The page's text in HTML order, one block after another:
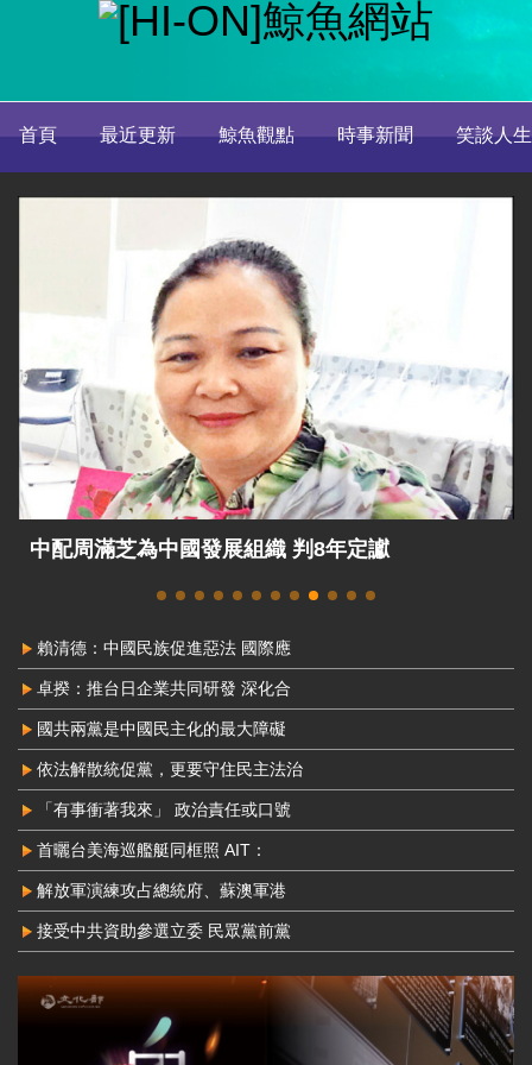
首頁 最近更新 鯨魚觀點 時事新聞 笑談人生
中配周滿芝為中國發展組織 判8年定讞
賴清德：中國民族促進惡法 國際應
卓揆：推台日企業共同研發 深化合
國共兩黨是中國民主化的最大障礙
依法解散統促黨，更要守住民主法治
「有事衝著我來」 政治責任或口號
首曬台美海巡艦艇同框照 AIT：
解放軍演練攻占總統府、蘇澳軍港
接受中共資助參選立委 民眾黨前黨